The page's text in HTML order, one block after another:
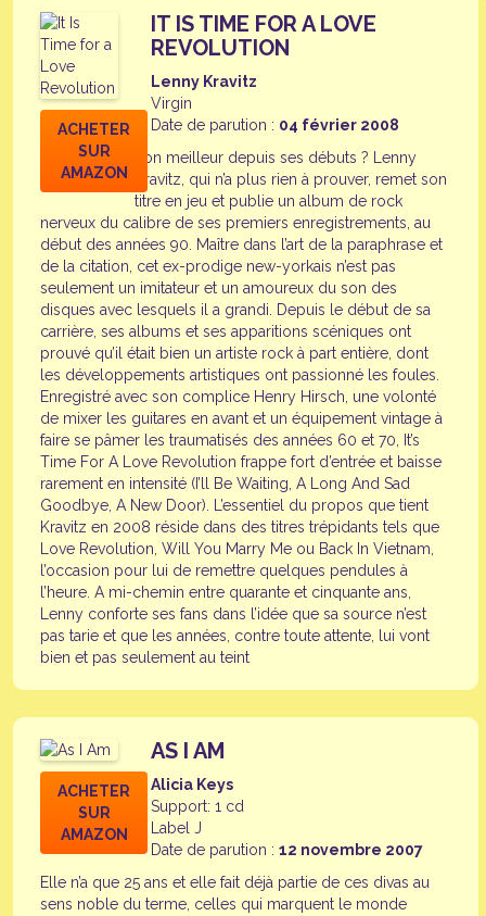
ACHETER
SUR
AMAZON
IT IS TIME FOR A LOVE
REVOLUTION
Lenny Kravitz
Virgin
Date de parution : 04 février 2008
Son meilleur depuis ses débuts ? Lenny
Kravitz, qui n’a plus rien à prouver, remet son
titre en jeu et publie un album de rock
nerveux du calibre de ses premiers enregistrements, au
début des années 90. Maître dans l’art de la paraphrase et
de la citation, cet ex-prodige new-yorkais n’est pas
seulement un imitateur et un amoureux du son des
disques avec lesquels il a grandi. Depuis le début de sa
carrière, ses albums et ses apparitions scéniques ont
prouvé qu’il était bien un artiste rock à part entière, dont
les développements artistiques ont passionné les foules.
Enregistré avec son complice Henry Hirsch, une volonté
de mixer les guitares en avant et un équipement vintage à
faire se pâmer les traumatisés des années 60 et 70, It’s
Time For A Love Revolution frappe fort d’entrée et baisse
rarement en intensité (I’ll Be Waiting, A Long And Sad
Goodbye, A New Door). L’essentiel du propos que tient
Kravitz en 2008 réside dans des titres trépidants tels que
Love Revolution, Will You Marry Me ou Back In Vietnam,
l’occasion pour lui de remettre quelques pendules à
l’heure. A mi-chemin entre quarante et cinquante ans,
Lenny conforte ses fans dans l’idée que sa source n’est
pas tarie et que les années, contre toute attente, lui vont
bien et pas seulement au teint
ACHETER
SUR
AMAZON
AS I AM
Alicia Keys
Support: 1 cd
Label J
Date de parution :12 novembre 2007
Elle n’a que 25 ans et elle fait déjà partie de ces divas au
sens noble du terme, celles qui marquent le monde